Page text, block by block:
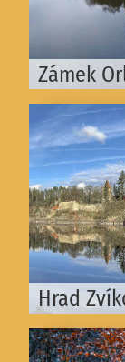
Zámek
Hrad